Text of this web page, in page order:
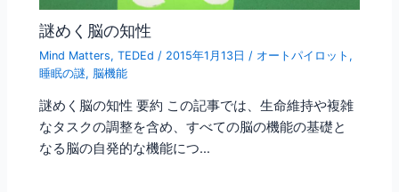
謎めく脳の知性
Mind Matters,TEDEd / 2015年1月13日 / オートパイロット ,
睡眠の謎, 脳機能
謎めく脳の知性 要約 この記事では、生命維持や複雑
なタスクの調整を含め、すべての脳の機能の基礎と
なる脳の自発的な機能につ…